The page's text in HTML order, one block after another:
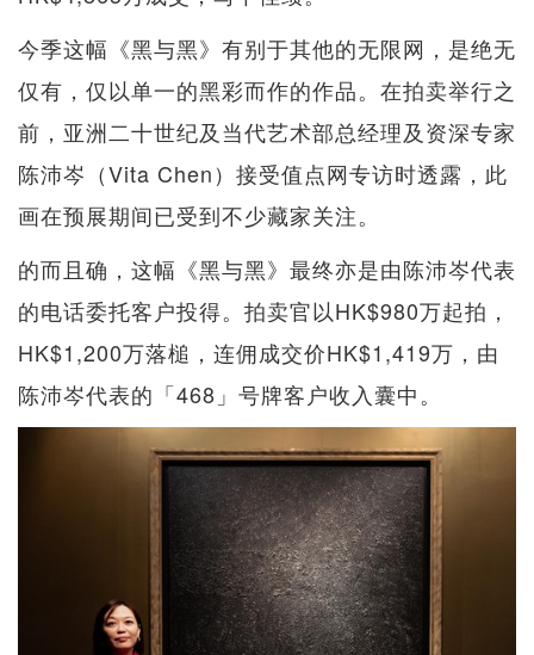
今季这幅《黑与黑》有别于其他的无限网，是绝无
仅有，仅以单一的黑彩而作的作品。在拍卖举行之
前，亚洲二十世纪及当代艺术部总经理及资深专家
陈沛岑（Vita Chen）接受值点网专访时透露，此
画在预展期间已受到不少藏家关注。
的而且确，这幅《黑与黑》最终亦是由陈沛岑代表
的电话委托客户投得。拍卖官以HK$980万起拍，
HK$1,200万落槌，连佣成交价HK$1,419万，由
陈沛岑代表的「468」号牌客户收入囊中。